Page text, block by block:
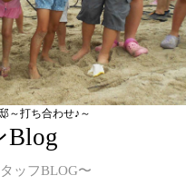
～打ち合わせ♪～
Blog
ッフBLOG〜